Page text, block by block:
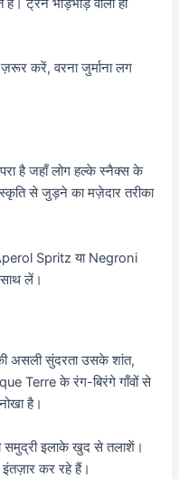
ट्रेनें भीड़भाड़ वाली हो
करें, वरना जुर्माना लग
है जहाँ लोग हल्के स्नैक्स के
से जुड़ने का मज़ेदार तरीका
Spritz या Negroni
लें।
असली सुंदरता उसके शांत,
Terre के रंग-बिरंगे गाँवों से
है।
समुद्री इलाके खुद से तलाशें।
कर रहे हैं।